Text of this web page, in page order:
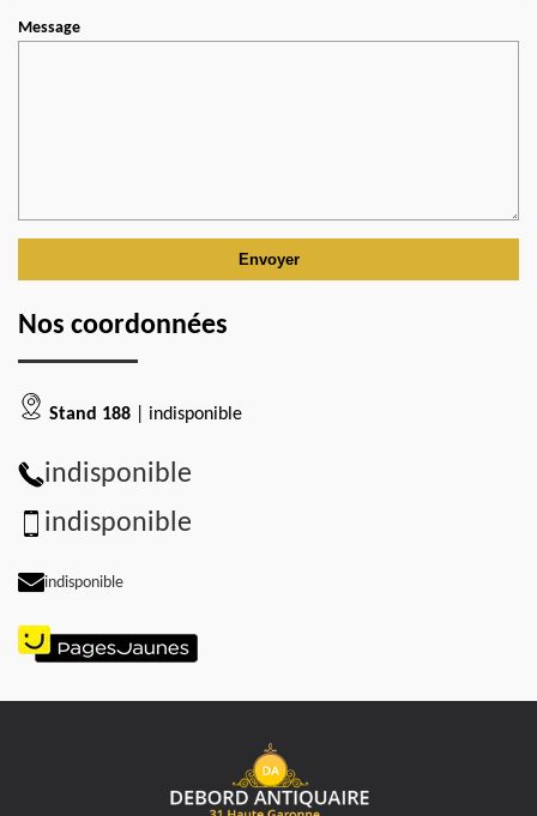
Message
Nos coordonnées
Stand 188 | indisponible
indisponible
indisponible
indisponible